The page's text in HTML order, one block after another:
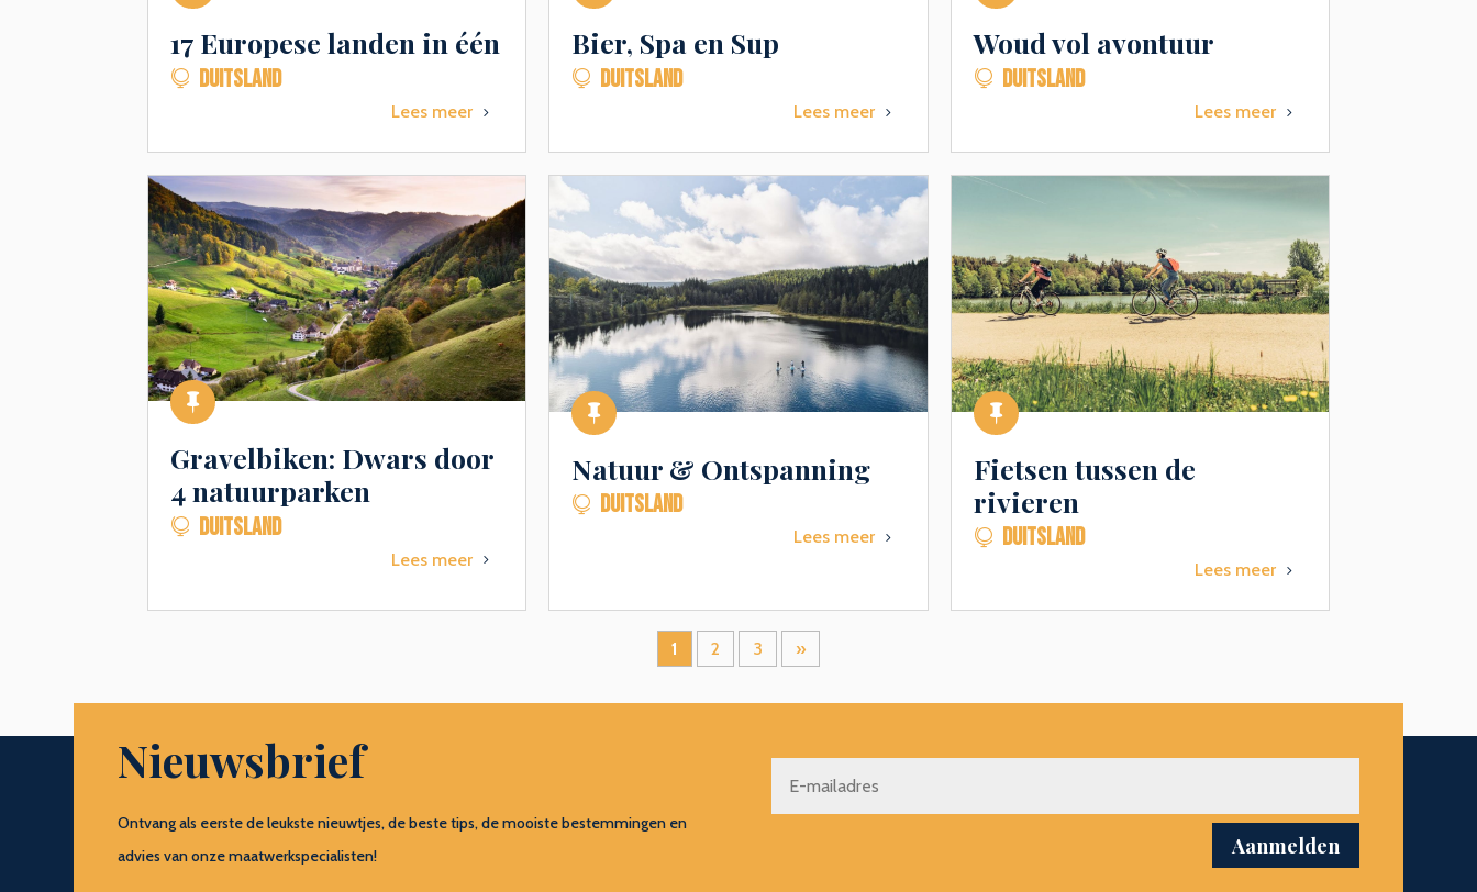
17 Europese landen in één
 DUITSLAND
Lees meer 5
Bier, Spa en Sup
 DUITSLAND
Lees meer 5
Woud vol avontuur
 DUITSLAND
Lees meer 5

Gravelbiken: Dwars door
4 natuurparken
 DUITSLAND
Lees meer 5

Natuur & Ontspanning
 DUITSLAND
Lees meer 5

Fietsen tussen de
rivieren
 DUITSLAND
Lees meer 5
1 2 3 »
Nieuwsbrief
Ontvang als eerste de leukste nieuwtjes, de beste tips, de mooiste bestemmingen en
advies van onze maatwerkspecialisten!
Aanmelden